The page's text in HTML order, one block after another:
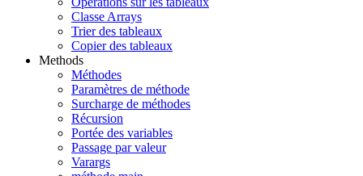
Classe Arrays
Trier des tableaux
Copier des tableaux
Methods
Méthodes
Paramètres de méthode
Surcharge de méthodes
Récursion
Portée des variables
Passage par valeur
Varargs